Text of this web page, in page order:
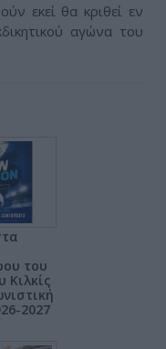
εκεί θα κριθεί εν
αγώνα του
του
Κιλκίς
2027